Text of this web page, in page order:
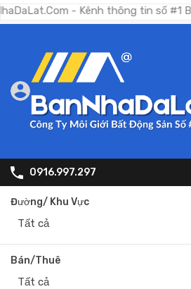
- Kênh thông tin số #1 Bất
0916.997.297
Đường/ Khu Vực
Tất cả
Bán/Thuê
Tất cả